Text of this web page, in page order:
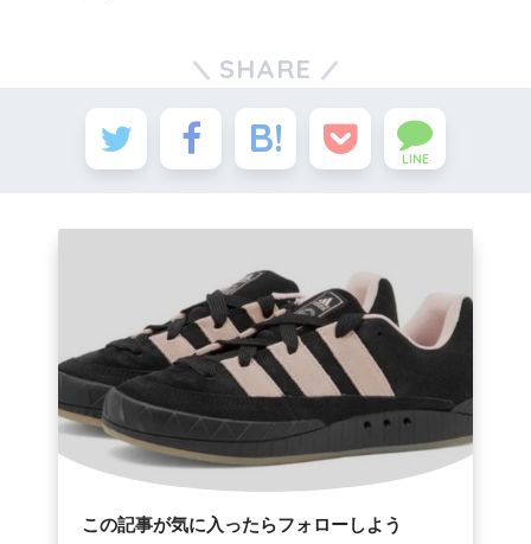
SHARE
LINE
この記事が気に入ったらフォローしよう